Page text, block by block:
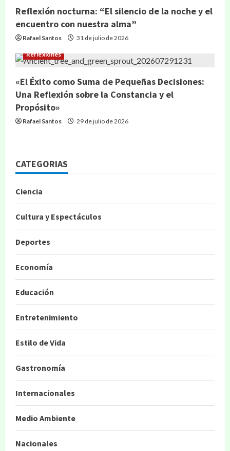
Reflexión nocturna: “El silencio de la noche y el
encuentro con nuestra alma”
Rafael Santos 31 de julio de 2026
Reflexiones
«El Éxito como Suma de Pequeñas Decisiones:
Una Reflexión sobre la Constancia y el
Propósito»
Rafael Santos 29 de julio de 2026
CATEGORIAS
Ciencia
Cultura y Espectáculos
Deportes
Economía
Educación
Entretenimiento
Estilo de Vida
Gastronomía
Internacionales
Medio Ambiente
Nacionales